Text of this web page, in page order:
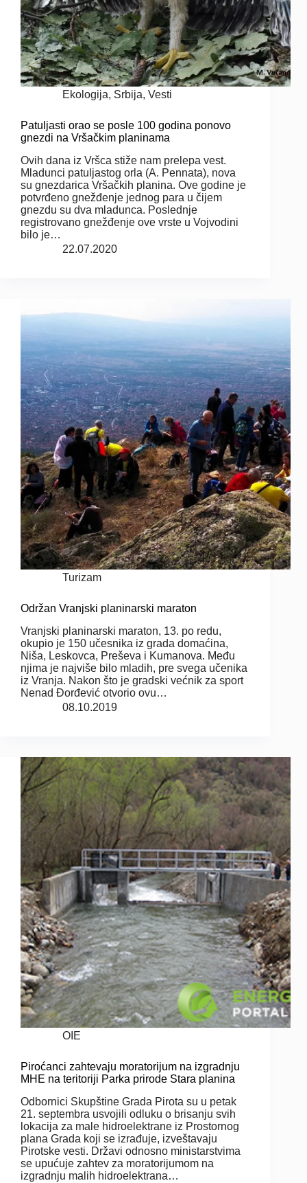
Ekologija, Srbija, Vesti
Patuljasti orao se posle 100 godina ponovo
gnezdi na Vršačkim planinama
Ovih dana iz Vršca stiže nam prelepa vest.
Mladunci patuljastog orla (A. Pennata), nova
su gnezdarica Vršačkih planina. Ove godine je
potvrđeno gnežđenje jednog para u čijem
gnezdu su dva mladunca. Poslednje
registrovano gnežđenje ove vrste u Vojvodini
bilo je…
22.07.2020
Turizam
Održan Vranjski planinarski maraton
Vranjski planinarski maraton, 13. po redu,
okupio je 150 učesnika iz grada domaćina,
Niša, Leskovca, Preševa i Kumanova. Među
njima je najviše bilo mladih, pre svega učenika
iz Vranja. Nakon što je gradski većnik za sport
Nenad Đorđević otvorio ovu…
08.10.2019
OIE
Piroćanci zahtevaju moratorijum na izgradnju
MHE na teritoriji Parka prirode Stara planina
Odbornici Skupštine Grada Pirota su u petak
21. septembra usvojili odluku o brisanju svih
lokacija za male hidroelektrane iz Prostornog
plana Grada koji se izrađuje, izveštavaju
Pirotske vesti. Državi odnosno ministarstvima
se upućuje zahtev za moratorijumom na
izgradnju malih hidroelektrana…